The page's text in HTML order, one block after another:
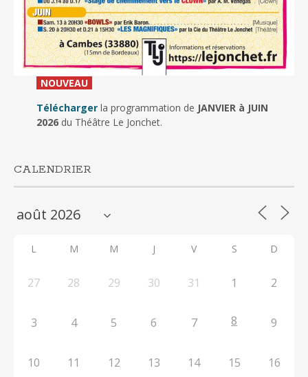
NOUVEAU_
Télécharger la programmation de JANVIER à JUIN
2026du Théâtre Le Jonchet.
CALENDRIER
L M M J V S D
27 28 29 30 31 1 2
3 4 5 6 7 8 9
10 11 12 13 14 15 16